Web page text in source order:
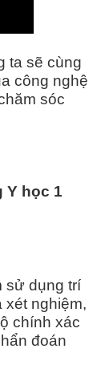
ta sẽ cùng
công nghệ
sóc
Y học 1
sử dụng trí
xét nghiệm,
chính xác
đoán